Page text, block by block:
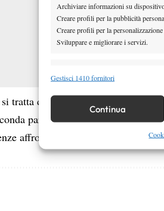
Archiviare informazioni su
Creare profili per la pubblicità
Creare profili per la
Sviluppare e migliorare i servizi.
Funzionalità
Identificare i dispositivi in base alle
Garantire la sicurezza,
Erogare e presentare
Gestisci 1410 fornitori
Continua
si tratta di un’occasione importante
parte del 2026, dopo un avvio
affrontate a livello WTA.